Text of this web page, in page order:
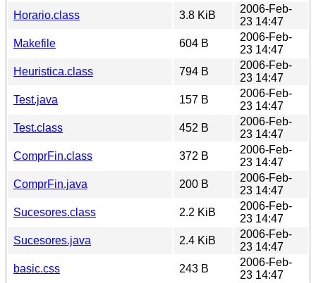
Horario.class
3.8 KiB
2006-Feb-
23 14:47
Makefile
604 B
2006-Feb-
23 14:47
Heuristica.class
794 B
2006-Feb-
23 14:47
Test.java
157 B
2006-Feb-
23 14:47
Test.class
452 B
2006-Feb-
23 14:47
ComprFin.class
372 B
2006-Feb-
23 14:47
ComprFin.java
200 B
2006-Feb-
23 14:47
Sucesores.class
2.2 KiB
2006-Feb-
23 14:47
Sucesores.java
2.4 KiB
2006-Feb-
23 14:47
basic.css
243 B
2006-Feb-
23 14:47